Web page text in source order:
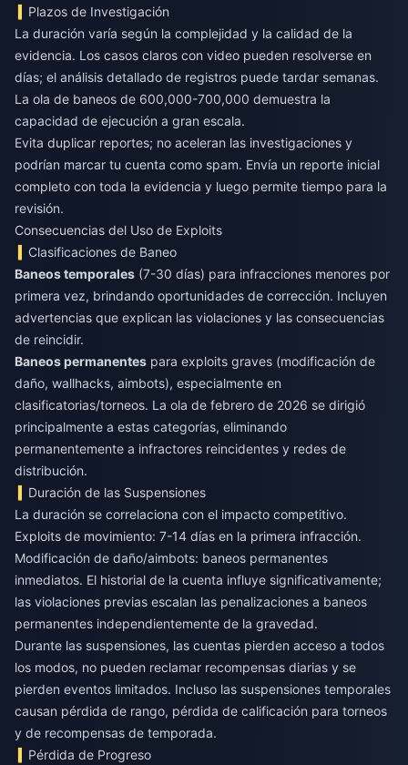
Plazos de Investigación
La duración varía según la complejidad y la calidad de la
evidencia. Los casos claros con video pueden resolverse en
días; el análisis detallado de registros puede tardar semanas.
La ola de baneos de 600,000-700,000 demuestra la
capacidad de ejecución a gran escala.
Evita duplicar reportes; no aceleran las investigaciones y
podrían marcar tu cuenta como spam. Envía un reporte inicial
completo con toda la evidencia y luego permite tiempo para la
revisión.
Consecuencias del Uso de Exploits
Clasificaciones de Baneo
Baneos temporales (7-30 días) para infracciones menores por
primera vez, brindando oportunidades de corrección. Incluyen
advertencias que explican las violaciones y las consecuencias
de reincidir.
Baneos permanentes para exploits graves (modificación de
daño, wallhacks, aimbots), especialmente en
clasificatorias/torneos. La ola de febrero de 2026 se dirigió
principalmente a estas categorías, eliminando
permanentemente a infractores reincidentes y redes de
distribución.
Duración de las Suspensiones
La duración se correlaciona con el impacto competitivo.
Exploits de movimiento: 7-14 días en la primera infracción.
Modificación de daño/aimbots: baneos permanentes
inmediatos. El historial de la cuenta influye significativamente;
las violaciones previas escalan las penalizaciones a baneos
permanentes independientemente de la gravedad.
Durante las suspensiones, las cuentas pierden acceso a todos
los modos, no pueden reclamar recompensas diarias y se
pierden eventos limitados. Incluso las suspensiones temporales
causan pérdida de rango, pérdida de calificación para torneos
y de recompensas de temporada.
Pérdida de Progreso